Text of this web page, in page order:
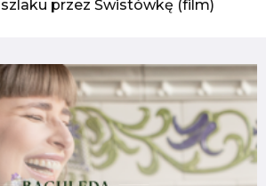
przez Świstówkę (film)